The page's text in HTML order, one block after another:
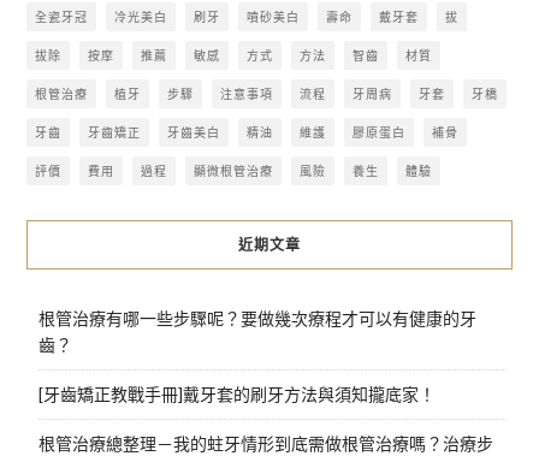
全瓷牙冠 冷光美白 刷牙 噴砂美白 壽命 戴牙套 拔
拔除 按摩 推薦 敏感 方式 方法 智齒 材質
根管治療 植牙 步驟 注意事項 流程 牙周病 牙套 牙橋
牙齒 牙齒矯正 牙齒美白 精油 維護 膠原蛋白 補骨
評價 費用 過程 顯微根管治療 風險 養生 體驗
近期文章
根管治療有哪一些步驟呢？要做幾次療程才可以有健康的牙
齒？
[牙齒矯正教戰手冊]戴牙套的刷牙方法與須知攏底家！
根管治療總整理－我的蛀牙情形到底需做根管治療嗎？治療步